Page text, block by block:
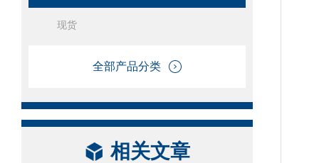
现货
全部产品分类
相关文章